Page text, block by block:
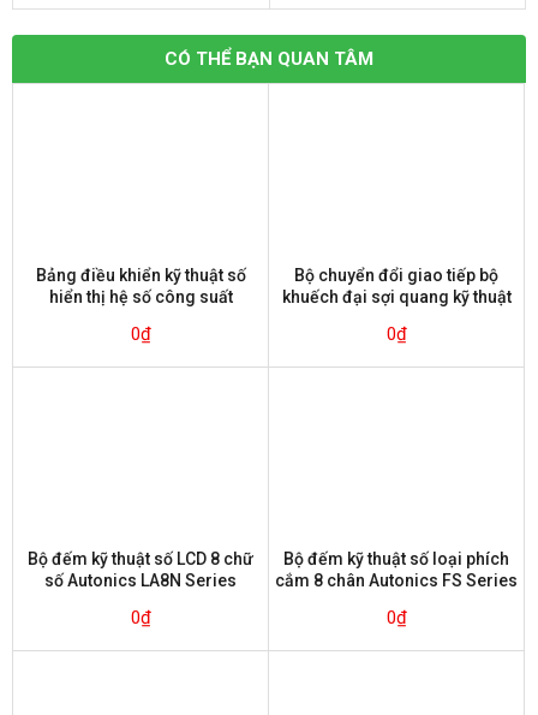
CÓ THỂ BẠN QUAN TÂM
Bảng điều khiển kỹ thuật số
hiển thị hệ số công suất
0₫
Bộ chuyển đổi giao tiếp bộ
khuếch đại sợi quang kỹ thuật
0₫
Bộ đếm kỹ thuật số LCD 8 chữ
số Autonics LA8N Series
0₫
Bộ đếm kỹ thuật số loại phích
cắm 8 chân Autonics FS Series
0₫